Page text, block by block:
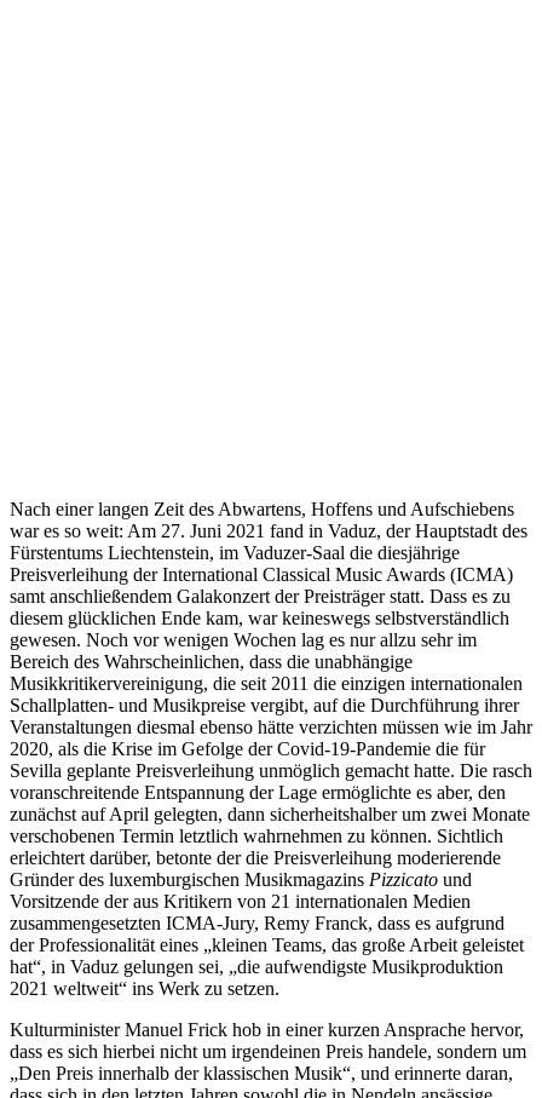
Nach einer langen Zeit des Abwartens, Hoffens und Aufschiebens
war es so weit: Am 27. Juni 2021 fand in Vaduz, der Hauptstadt des
Fürstentums Liechtenstein, im Vaduzer-Saal die diesjährige
Preisverleihung der International Classical Music Awards (ICMA)
samt anschließendem Galakonzert der Preisträger statt. Dass es zu
diesem glücklichen Ende kam, war keineswegs selbstverständlich
gewesen. Noch vor wenigen Wochen lag es nur allzu sehr im
Bereich des Wahrscheinlichen, dass die unabhängige
Musikkritikervereinigung, die seit 2011 die einzigen internationalen
Schallplatten- und Musikpreise vergibt, auf die Durchführung ihrer
Veranstaltungen diesmal ebenso hätte verzichten müssen wie im Jahr
2020, als die Krise im Gefolge der Covid-19-Pandemie die für
Sevilla geplante Preisverleihung unmöglich gemacht hatte. Die rasch
voranschreitende Entspannung der Lage ermöglichte es aber, den
zunächst auf April gelegten, dann sicherheitshalber um zwei Monate
verschobenen Termin letztlich wahrnehmen zu können. Sichtlich
erleichtert darüber, betonte der die Preisverleihung moderierende
Gründer des luxemburgischen Musikmagazins Pizzicato und
Vorsitzende der aus Kritikern von 21 internationalen Medien
zusammengesetzten ICMA-Jury, Remy Franck, dass es aufgrund
der Professionalität eines „kleinen Teams, das große Arbeit geleistet
hat“, in Vaduz gelungen sei, „die aufwendigste Musikproduktion
2021 weltweit“ ins Werk zu setzen.
Kulturminister Manuel Frick hob in einer kurzen Ansprache hervor,
dass es sich hierbei nicht um irgendeinen Preis handele, sondern um
„Den Preis innerhalb der klassischen Musik“, und erinnerte daran,